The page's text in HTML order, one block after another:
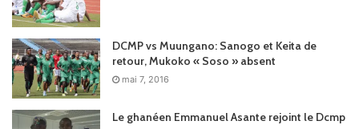
DCMP vs Muungano: Sanogo et Keita de
retour, Mukoko « Soso » absent
mai 7, 2016
Le ghanéen Emmanuel Asante rejoint le Dcmp